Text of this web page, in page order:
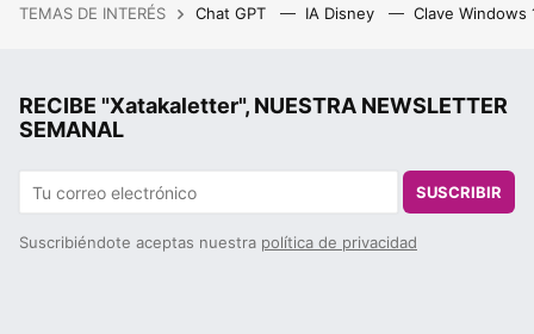
TEMAS DE INTERÉS Chat GPT IA Disney Clave Windows
RECIBE "Xatakaletter", NUESTRA NEWSLETTER
SEMANAL
SUSCRIBIR
Suscribiéndote aceptas nuestra política de privacidad